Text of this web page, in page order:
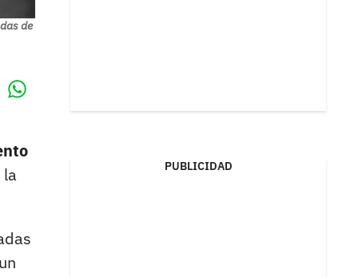
de
PUBLICIDAD